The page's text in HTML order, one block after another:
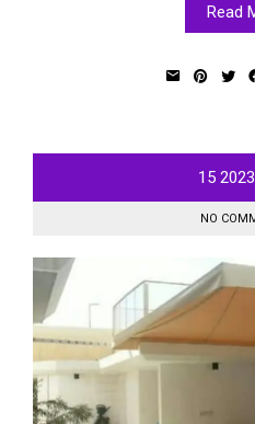
Read
15 2023
NO